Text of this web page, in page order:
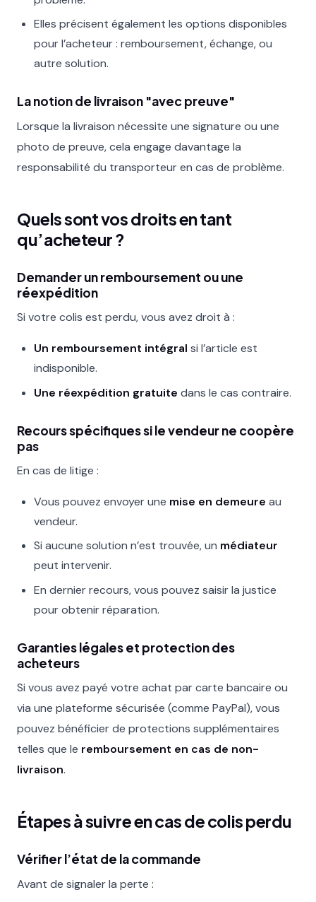
Elles précisent également les options disponibles
pour l’acheteur : remboursement, échange, ou
autre solution.
La notion de livraison "avec preuve"
Lorsque la livraison nécessite une signature ou une
photo de preuve, cela engage davantage la
responsabilité du transporteur en cas de problème.
Quels sont vos droits en tant
qu’acheteur ?
Demander un remboursement ou une
réexpédition
Si votre colis est perdu, vous avez droit à :
Un remboursement intégral si l’article est
indisponible.
Une réexpédition gratuite dans le cas contraire.
Recours spécifiques si le vendeur ne coopère
pas
En cas de litige :
Vous pouvez envoyer une mise en demeure au
vendeur.
Si aucune solution n’est trouvée, un médiateur
peut intervenir.
En dernier recours, vous pouvez saisir la justice
pour obtenir réparation.
Garanties légales et protection des
acheteurs
Si vous avez payé votre achat par carte bancaire ou
via une plateforme sécurisée (comme PayPal), vous
pouvez bénéficier de protections supplémentaires
telles que le remboursement en cas de non-
livraison.
Étapes à suivre en cas de colis perdu
Vérifier l’état de la commande
Avant de signaler la perte :